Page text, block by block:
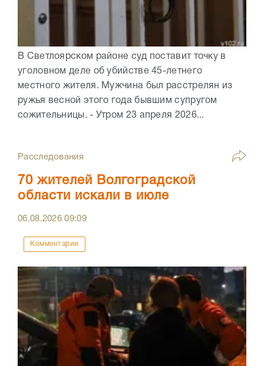
В Светлоярском районе суд поставит точку в
уголовном деле об убийстве 45-летнего
местного жителя. Мужчина был расстрелян из
ружья весной этого года бывшим супругом
сожительницы. - Утром 23 апреля 2026...
Расследования
70 жителей Волгоградской
области искали в июле
06.08.202609:09
Комментарии